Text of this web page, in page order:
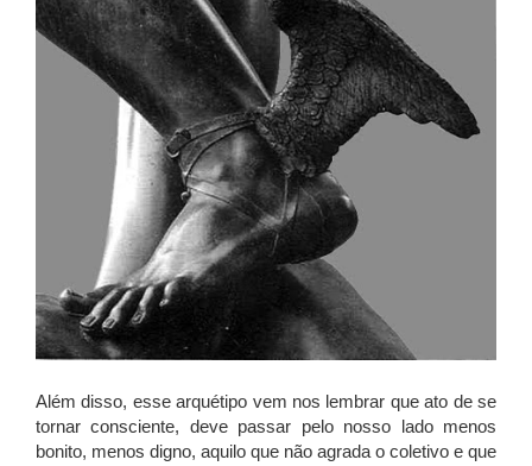
Além disso, esse arquétipo vem nos lembrar que ato de se
tornar consciente, deve passar pelo nosso lado menos
bonito, menos digno, aquilo que não agrada o coletivo e que